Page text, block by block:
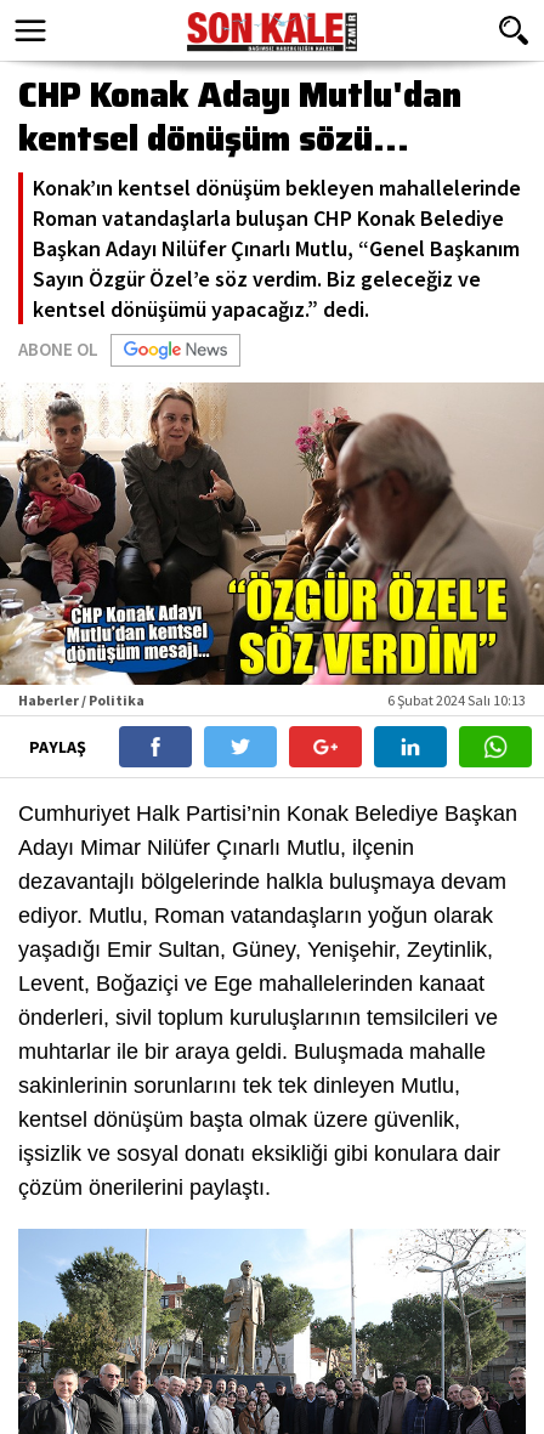
CHP Konak Adayı Mutlu'dan
kentsel dönüşüm sözü...
Konak’ın kentsel dönüşüm bekleyen mahallelerinde
Roman vatandaşlarla buluşan CHP Konak Belediye
Başkan Adayı Nilüfer Çınarlı Mutlu, “Genel Başkanım
Sayın Özgür Özel’e söz verdim. Biz geleceğiz ve
kentsel dönüşümü yapacağız.” dedi.
ABONE OL
Haberler / Politika 6 Şubat 2024 Salı 10:13
PAYLAŞ
Cumhuriyet Halk Partisi’nin Konak Belediye Başkan
Adayı Mimar Nilüfer Çınarlı Mutlu, ilçenin
dezavantajlı bölgelerinde halkla buluşmaya devam
ediyor. Mutlu, Roman vatandaşların yoğun olarak
yaşadığı Emir Sultan, Güney, Yenişehir, Zeytinlik,
Levent, Boğaziçi ve Ege mahallelerinden kanaat
önderleri, sivil toplum kuruluşlarının temsilcileri ve
muhtarlar ile bir araya geldi. Buluşmada mahalle
sakinlerinin sorunlarını tek tek dinleyen Mutlu,
kentsel dönüşüm başta olmak üzere güvenlik,
işsizlik ve sosyal donatı eksikliği gibi konulara dair
çözüm önerilerini paylaştı.